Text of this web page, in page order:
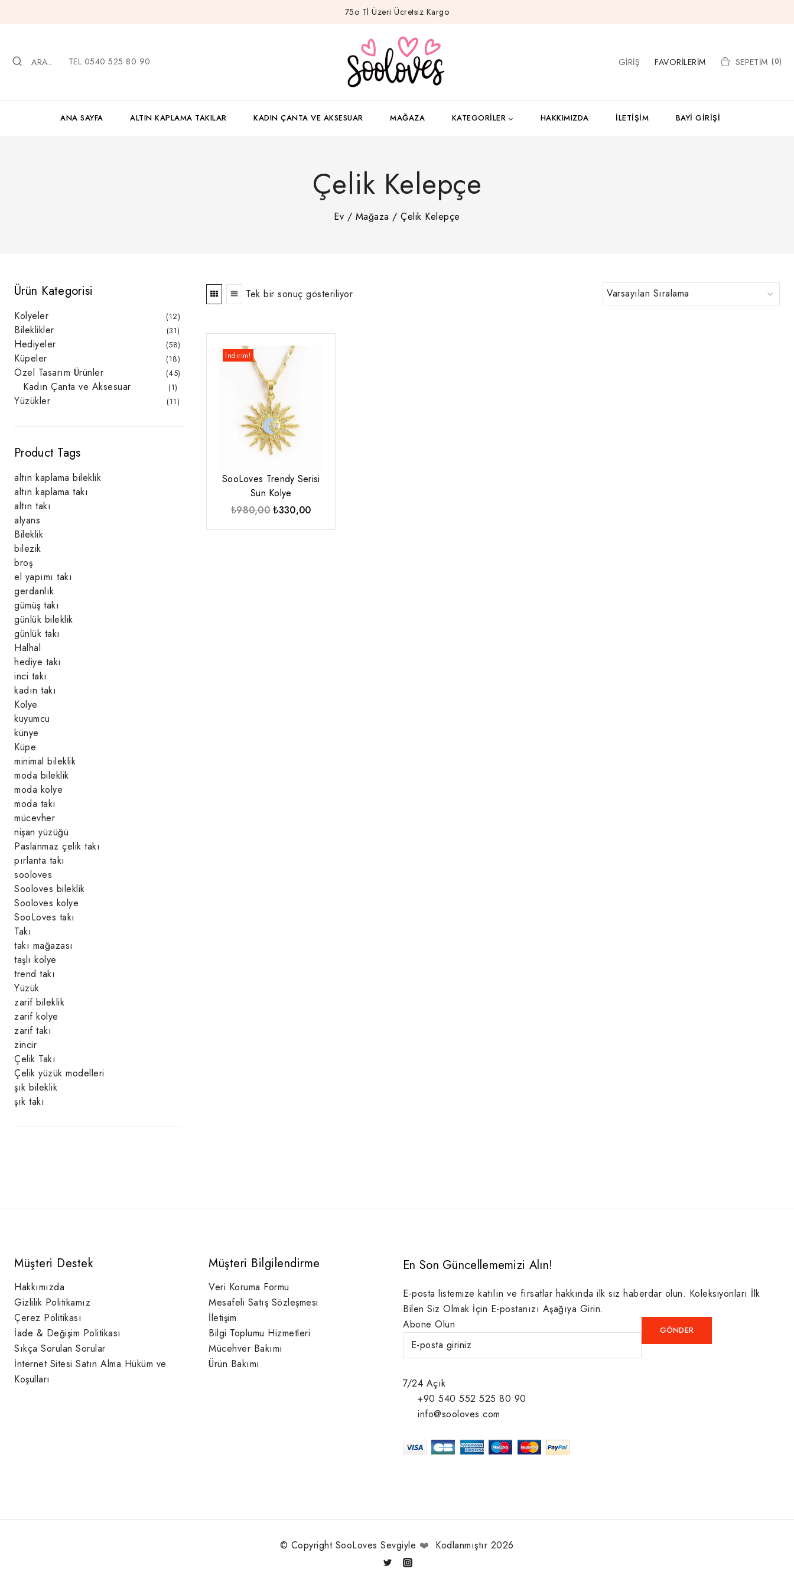
75o Tl Üzeri Ücretsiz Kargo
ARA.. TEL 0540 525 80 90 GIRIŞ FAVORILERIM SEPETIM (0)
ANA SAYFA ALTIN KAPLAMA TAKILAR KADIN ÇANTA VE AKSESUAR MAĞAZA KATEGORILER HAKKIMIZDA İLETIŞIM BAYI GIRIŞI
Çelik Kelepçe
Ev / Mağaza / Çelik Kelepçe
Tek bir sonuç gösteriliyor
İndirim!
SooLoves Trendy Serisi
Sun Kolye
₺980,00 Orijinal
₺330,00Şu
Ürün Kategorisi
Kolyeler 1212
ürün
Bileklikler 3131
ürün
Hediyeler 5858
ürün
Küpeler 1818
ürün
Özel Tasarım Ürünler 4545
Kadın Çanta ve Aksesuar 11
ürün
Yüzükler 1111
Product Tags
altın kaplama bileklik
altın kaplama takı
altın takı
alyans
Bileklik
bilezik
broş
el yapımı takı
gerdanlık
gümüş takı
günlük bileklik
günlük takı
Halhal
hediye takı
inci takı
kadın takı
Kolye
kuyumcu
künye
Küpe
minimal bileklik
moda bileklik
moda kolye
moda takı
mücevher
nişan yüzüğü
Paslanmaz çelik takı
pırlanta takı
sooloves
Sooloves bileklik
Sooloves kolye
SooLoves takı
Takı
takı mağazası
taşlı kolye
trend takı
Yüzük
zarif bileklik
zarif kolye
zarif takı
zincir
Çelik Takı
Çelik yüzük modelleri
şık bileklik
şık takı
Müşteri Destek
Hakkımızda
Gizlilik Politikamız
Çerez Politikası
İade & Değişim Politikası
Sıkça Sorulan Sorular
İnternet Sitesi Satın Alma Hüküm ve
Koşulları
Müşteri Bilgilendirme
Veri Koruma Formu
Mesafeli Satış Sözleşmesi
İletişim
Bilgi Toplumu Hizmetleri
Mücehver Bakımı
Ürün Bakımı
En Son Güncellememizi Alın!
E-posta listemize katılın ve fırsatlar hakkında ilk siz haberdar olun. Koleksiyonları İlk
Bilen Siz Olmak İçin E-postanızı Aşağıya Girin.
Abone Olun
7/24 Açık
+90 540 552 525 80 90
info@sooloves.com
© Copyright SooLoves Sevgiyle ❤️ Kodlanmıştır 2026